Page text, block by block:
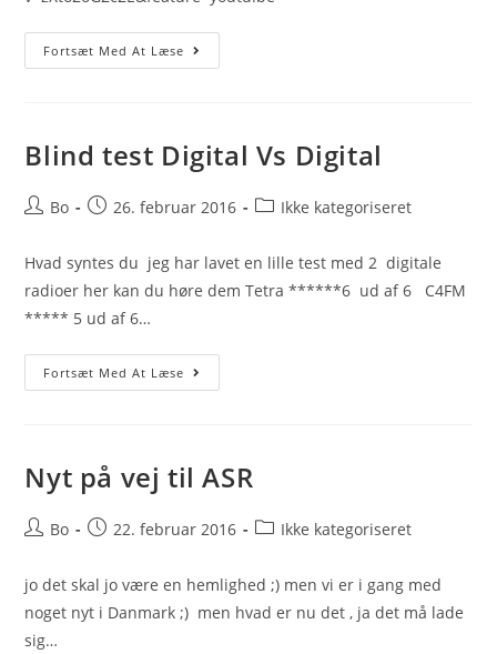
Fortsæt Med At Læse Nye
Tiltag
Blind test Digital Vs Digital
PostBo
Post26. februar 2016
PostIkke kategoriseret
Hvad syntes du jeg har lavet en lille test med 2 digitale
radioer her kan du høre dem Tetra ******6 ud af 6 C4FM
***** 5 ud af 6…
Fortsæt Med At Læse Blind
Test
Nyt på vej til ASR
PostBo
Post22. februar 2016
PostIkke kategoriseret
jo det skal jo være en hemlighed ;) men vi er i gang med
noget nyt i Danmark ;) men hvad er nu det , ja det må lade
sig…